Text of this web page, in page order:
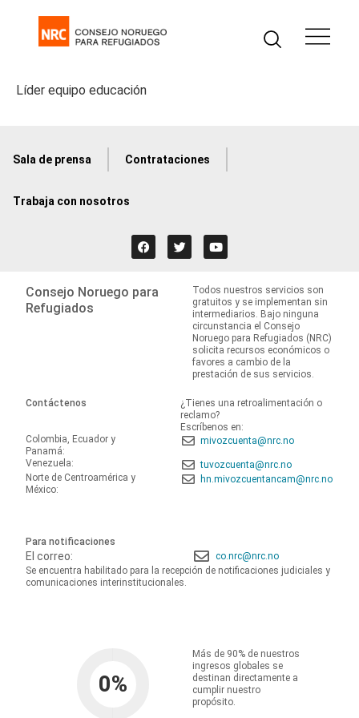
Líder equipo educación
Sala de prensa Contrataciones
Trabaja con nosotros
Consejo Noruego para
Refugiados
Todos nuestros servicios son
gratuitos y se implementan sin
intermediarios. Bajo ninguna
circunstancia el Consejo
Noruego para Refugiados (NRC)
solicita recursos económicos o
favores a cambio de la
prestación de sus servicios.
Contáctenos
¿Tienes una retroalimentación o
reclamo?
Escríbenos en:
Colombia, Ecuador y
Panamá:
mivozcuenta@nrc.no
Venezuela:
tuvozcuenta@nrc.no
Norte de Centroamérica y
México:
hn.mivozcuentancam@nrc.no
Para notificaciones
El correo:
co.nrc@nrc.no
Se encuentra habilitado para la recepción de notificaciones judiciales y
comunicaciones interinstitucionales.
0%
Más de 90% de nuestros
ingresos globales se
destinan directamente a
cumplir nuestro
propósito.